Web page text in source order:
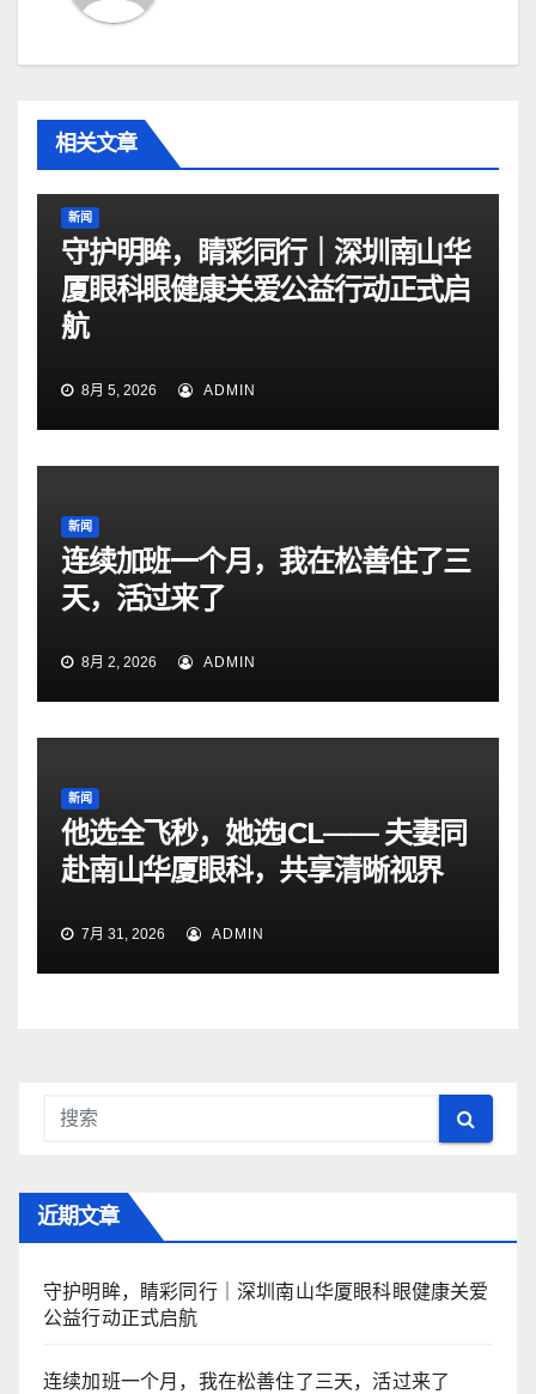
相关文章
新闻
守护明眸，睛彩同行｜深圳南山华
厦眼科眼健康关爱公益行动正式启
航
8月 5, 2026 ADMIN
新闻
连续加班一个月，我在松善住了三
天，活过来了
8月 2, 2026 ADMIN
新闻
他选全飞秒，她选ICL—— 夫妻同
赴南山华厦眼科，共享清晰视界
7月 31, 2026 ADMIN
近期文章
守护明眸，睛彩同行｜深圳南山华厦眼科眼健康关爱
公益行动正式启航
连续加班一个月，我在松善住了三天，活过来了